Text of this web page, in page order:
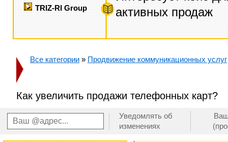
TRIZ-RI Group
активных продаж
Все категории » Продвижение коммуникационных услуг
Как увеличить продажи телефонных карт?
Уведомлять об
изменениях